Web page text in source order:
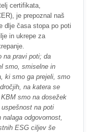
certifikata,
je prepoznal naš
dlje časa stopa po poti
in ukrepe za
na pravi poti; da
smo, smiselne in
ki smo ga prejeli, smo
na katera se
smo na dosežek
na poti
odgovornost,
ESG ciljev še